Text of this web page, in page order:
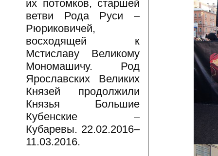
их потомков, старшей
ветви Рода Руси –
Рюриковичей,
восходящей к
Мстиславу Великому
Мономашичу. Род
Ярославских Великих
Князей продолжили
Князья Большие
Кубенские –
Кубаревы. 22.02.2016–
11.03.2016.